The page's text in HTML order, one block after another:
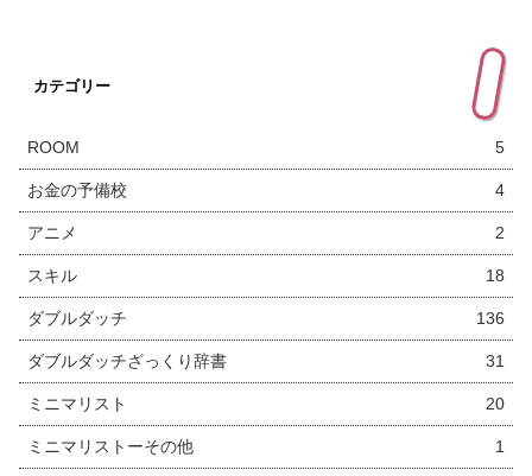
カテゴリー
ROOM 5
お金の予備校 4
アニメ 2
スキル 18
ダブルダッチ 136
ダブルダッチざっくり辞書 31
ミニマリスト 20
ミニマリストーその他 1